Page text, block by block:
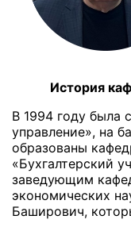
История
В 1994 году была
управление», на
образованы
«Бухгалтерский
заведующим
экономических
Баширович,